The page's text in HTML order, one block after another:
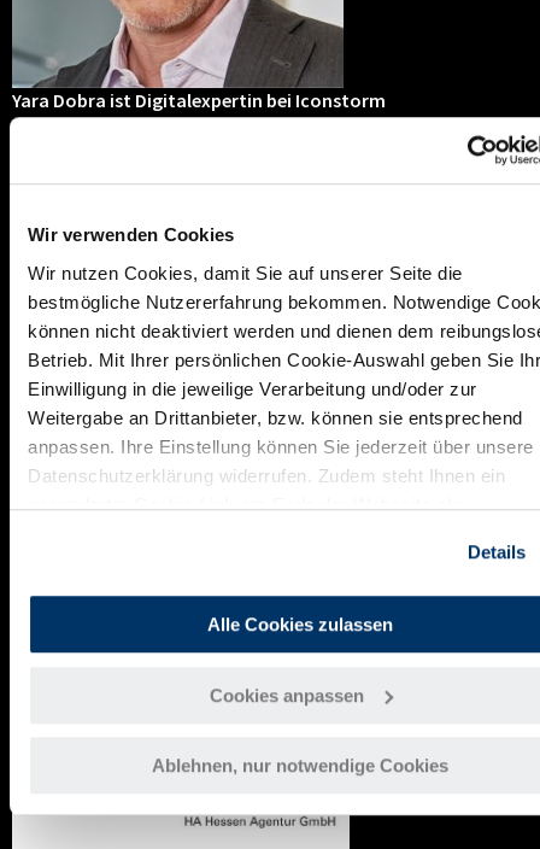
Wir verwenden Cookies
Wir nutzen Cookies, damit Sie auf unserer Seite die
bestmögliche Nutzererfahrung bekommen. Notwendige
können nicht deaktiviert werden und dienen dem
Betrieb. Mit Ihrer persönlichen Cookie-Auswahl geben Sie
Einwilligung in die jeweilige Verarbeitung und/oder zur
Weitergabe an Drittanbieter, bzw. können sie entsprechend
anpassen. Ihre Einstellung können Sie jederzeit über unsere
Datenschutzerklärung widerrufen. Zudem steht Ihnen ein
gesonderter Cookie-Link am Ende der Webseite als
Details
Alle Cookies zulassen
Cookies anpassen
Ablehnen, nur notwendige Cookies
Yara Dobra ist Digitalexpertin bei Iconstorm
Michael Geiss ist
Business Designer & Managing Director bei
Iconstorm
Mehr zum Thema Innovationsmanagement und agile